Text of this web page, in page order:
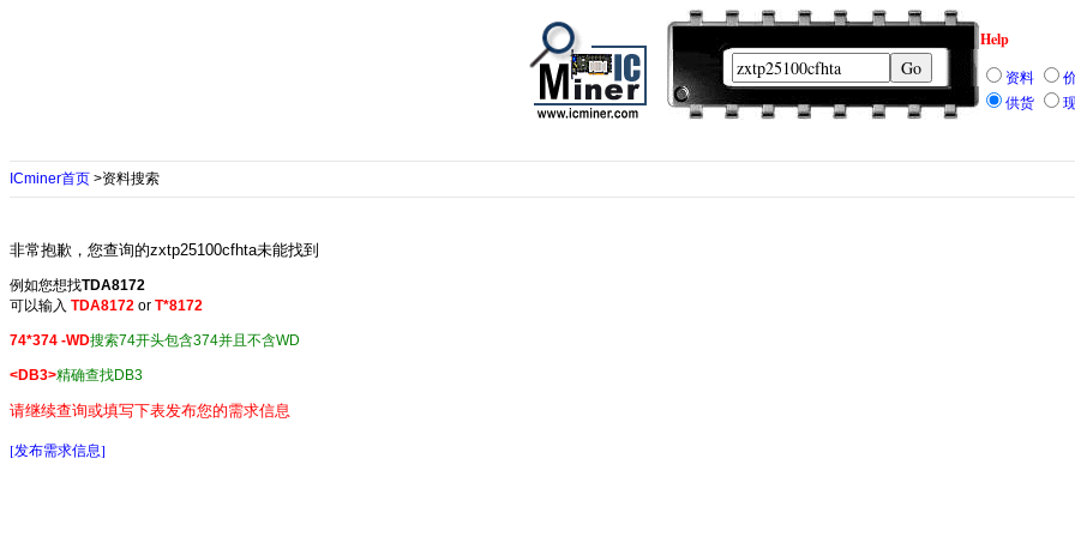
Help
资料
供货
ICminer首页 >资料搜索
非常抱歉，您查询的zxtp25100cfhta未能找到
例如您想找TDA8172
可以输入 TDA8172 or T*8172
74*374 -WD搜索74开头包含374并且不含WD
<DB3>精确查找DB3
请继续查询或填写下表发布您的需求信息
[发布需求信息]